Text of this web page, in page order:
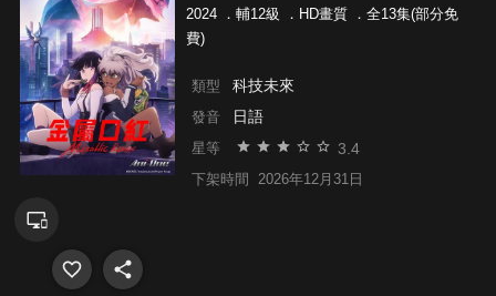
2024 ． 輔12級
．HD畫質 ．全13集(部分免
費)
類型 科技未來
發音 日語
星等 3.4
下架時間 2026年12月31日